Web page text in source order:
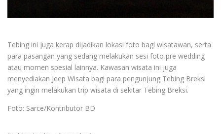
Tebing ini juga kerap dijadikan lokasi foto bagi wisatawan, serta
para pasangan yang sedang melakukan sesi foto pre wedding
atau momen spesial lainnya. Kawasan wisata ini juga
menyediakan Jeep Wisata bagi para pengunjung Tebing Breksi
yang ingin melakukan trip wisata di sekitar Tebing Breksi.
Foto: Sarce/Kontributor BD